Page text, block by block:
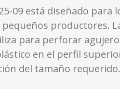
09 está diseñado para
productores.
para perforar
en el perfil
del tamaño requerido.